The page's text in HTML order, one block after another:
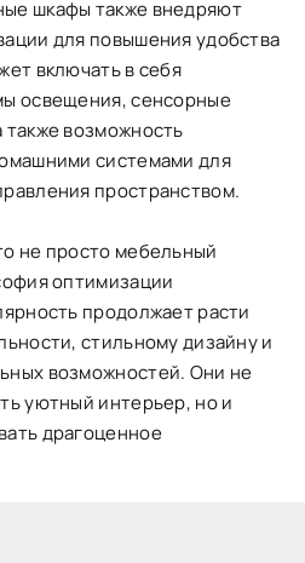
шкафы также внедряют
для повышения удобства
включать в себя
освещения, сенсорные
возможность
системами для
пространством.
не просто мебельный
оптимизации
продолжает расти
стильному дизайну и
возможностей. Они не
уютный интерьер, но и
драгоценное